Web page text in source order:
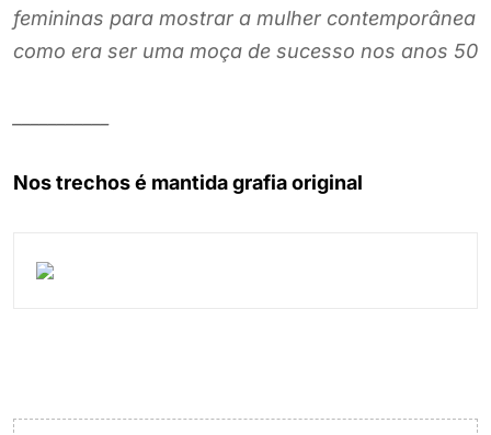
femininas para mostrar a mulher contemporânea
como era ser uma moça de sucesso nos anos 50
Nos trechos é mantida grafia original